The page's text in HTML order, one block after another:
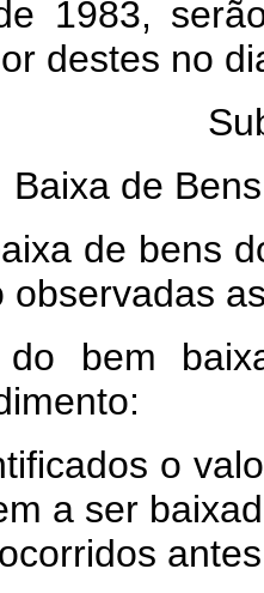
1983,
destes no
Baixa de
de bens
observadas
bem
o
a ser